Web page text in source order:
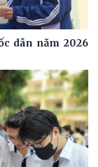
dân năm 2026